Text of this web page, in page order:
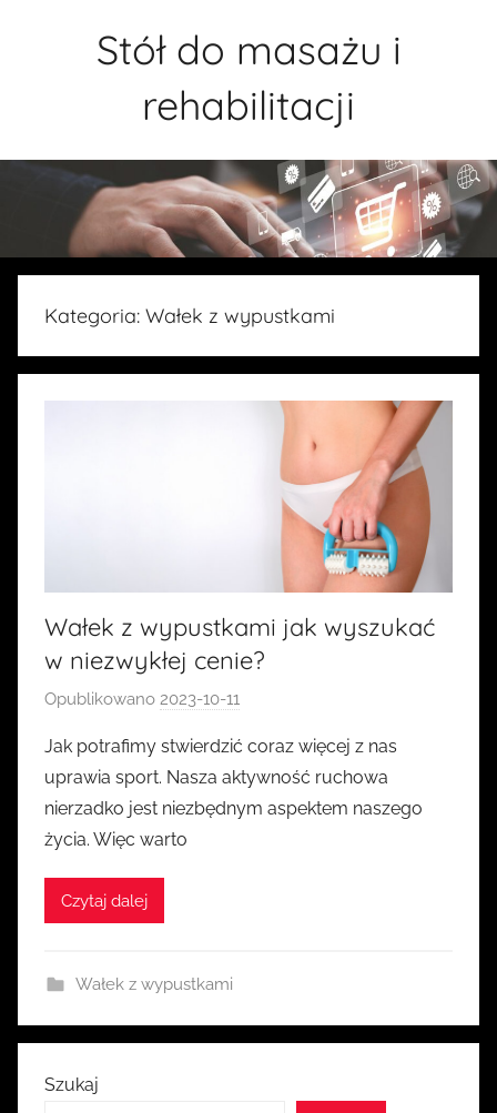
Stół do masażu i
rehabilitacji
Kategoria: Wałek z wypustkami
Wałek z wypustkami jak wyszukać
w niezwykłej cenie?
Opublikowano 2023-10-11
z
e
z
Jak potrafimy stwierdzić coraz więcej z nas
uprawia sport. Nasza aktywność ruchowa
nierzadko jest niezbędnym aspektem naszego
życia. Więc warto
Czytaj dalej
Wałek z wypustkami
Szukaj